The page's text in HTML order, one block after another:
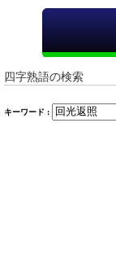
四字熟語の検索
キーワード :